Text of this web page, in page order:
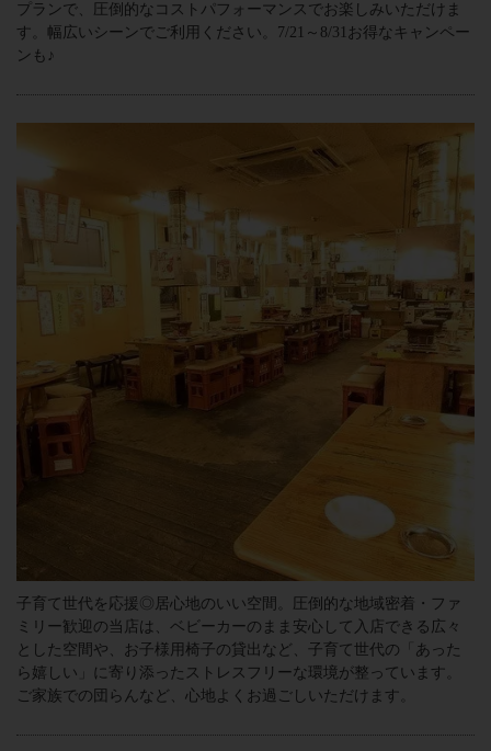
プランで、圧倒的なコストパフォーマンスでお楽しみいただけま
す。幅広いシーンでご利用ください。7/21～8/31お得なキャンペー
ンも♪
子育て世代を応援◎居心地のいい空間。圧倒的な地域密着・ファ
ミリー歓迎の当店は、ベビーカーのまま安心して入店できる広々
とした空間や、お子様用椅子の貸出など、子育て世代の「あった
ら嬉しい」に寄り添ったストレスフリーな環境が整っています。
ご家族での団らんなど、心地よくお過ごしいただけます。